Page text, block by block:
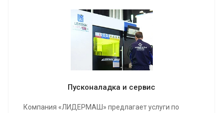
Пусконаладка и сервис
Компания «ЛИДЕРМАШ» предлагает услуги по